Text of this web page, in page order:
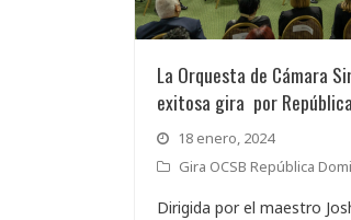
La Orquesta de Cámara
exitosa gira por
18 enero, 2024
Gira OCSB República
Dirigida por el maestro